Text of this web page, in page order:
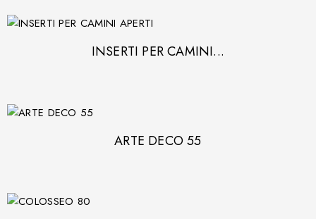
INSERTI PER CAMINI...
ARTE DECO 55